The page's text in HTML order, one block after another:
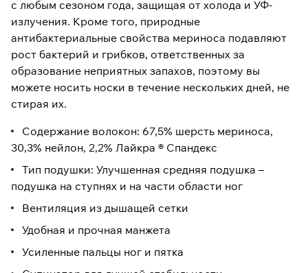
с любым сезоном года, защищая от холода и УФ-
излучения. Кроме того, природные
антибактериальные свойства мериноса подавляют
рост бактерий и грибков, ответственных за
образование неприятных запахов, поэтому вы
можете носить носки в течение нескольких дней, не
стирая их.
Содержание волокон: 67,5% шерсть мериноса,
30,3% нейлон, 2,2% Лайкра ® Спандекс
Тип подушки: Улучшенная средняя подушка –
подушка на ступнях и на части области ног
Вентиляция из дышащей сетки
Удобная и прочная манжета
Усиленные пальцы ног и пятка